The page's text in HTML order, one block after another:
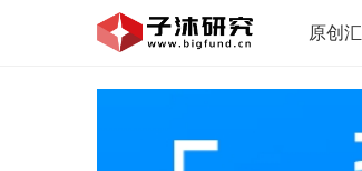
原创汇